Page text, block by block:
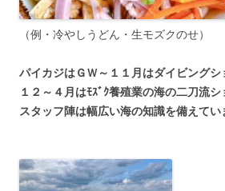
（例・冷やしうどん・生モズクのせ）
パイカジはＧＷ～１１月はダイビングシ
１２～４月はﾓｽﾞｸ養殖業の海の二刀流シ
スタッフ陣は幅広い海の知識を備えてい